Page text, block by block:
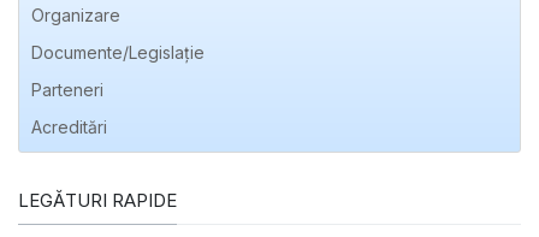
Organizare
Documente/Legislație
Parteneri
Acreditări
LEGĂTURI RAPIDE